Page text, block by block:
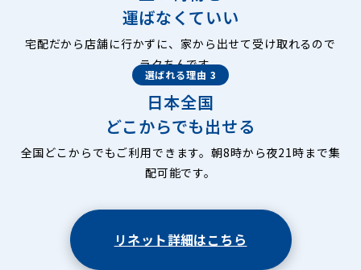
運ばなくていい
宅配だから店舗に行かずに、家から出せて受け取れるので
ラクちんです。
選ばれる理由 3
日本全国
どこからでも出せる
全国どこからでもご利用できます。朝8時から夜21時まで集
配可能です。
リネット詳細はこちら